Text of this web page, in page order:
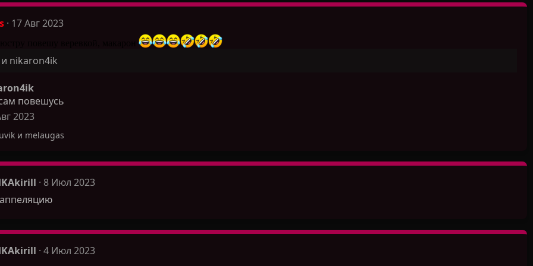
17 Авг 2023
и nikaron4ik
повешусь
2023
и melaugas
8 Июл 2023
4 Июл 2023